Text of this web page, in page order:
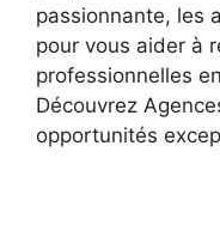
passionnante, les
pour vous aider à
professionnelles
Découvrez
opportunités